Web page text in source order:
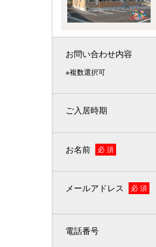
お問い合わせ内容
※複数選択可
ご入居時期
お名前 必 須
メールアドレス 必 須
電話番号